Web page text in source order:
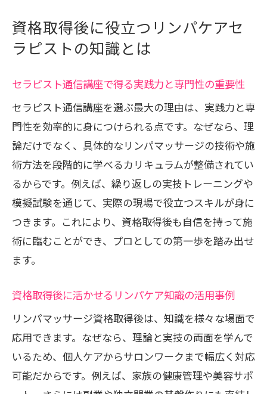
資格取得後に役立つリンパケアセ
ラピストの知識とは
セラピスト通信講座で得る実践力と専門性の重要性
セラピスト通信講座を選ぶ最大の理由は、実践力と専
門性を効率的に身につけられる点です。なぜなら、理
論だけでなく、具体的なリンパマッサージの技術や施
術方法を段階的に学べるカリキュラムが整備されてい
るからです。例えば、繰り返しの実技トレーニングや
模擬試験を通じて、実際の現場で役立つスキルが身に
つきます。これにより、資格取得後も自信を持って施
術に臨むことができ、プロとしての第一歩を踏み出せ
ます。
資格取得後に活かせるリンパケア知識の活用事例
リンパマッサージ資格取得後は、知識を様々な場面で
応用できます。なぜなら、理論と実技の両面を学んで
いるため、個人ケアからサロンワークまで幅広く対応
可能だからです。例えば、家族の健康管理や美容サポ